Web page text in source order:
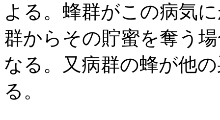
よる。蜂群がこの病気
群からその貯蜜を奪う
なる。又病群の蜂が他
る。